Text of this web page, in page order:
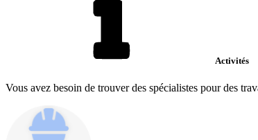
Activités
Vous avez besoin de trouver des spécialistes pour des